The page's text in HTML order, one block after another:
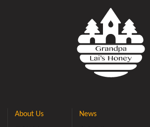
亡。 養蜂人所設計之花粉採集器中，
擠身而過的孔板及收集槽，置於蜂箱門口
巢，擠身通過孔板時，後足花粉籃被迫打
掉入收集槽中，新鮮花粉經過冷凍、殺菌
當收存，除花粉不足季節，餵飼蜂群外，
食用，因富含多種維生素，對生理機能調
很好幫助。蜜蜂花粉之食用價值 自然
米、水稻等典型風媒花。 無數的花粉
About Us News